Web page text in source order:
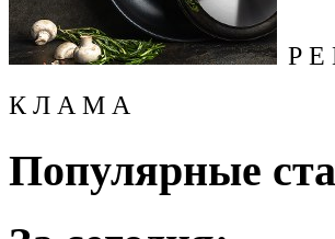
Р Е
К Л А М А
Популярные